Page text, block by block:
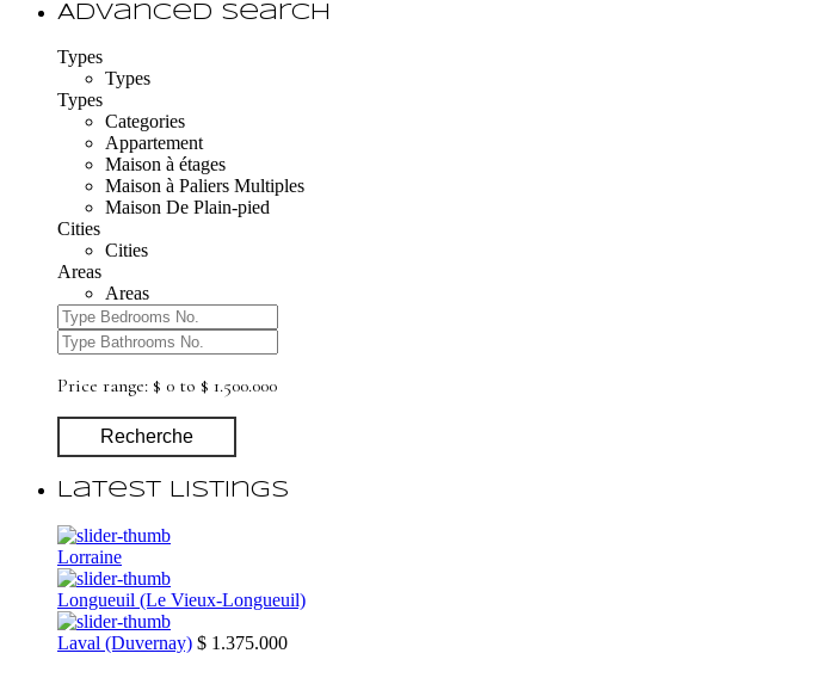
Advanced Search
Types
Types
Types
Categories
Appartement
Maison à étages
Maison à Paliers Multiples
Maison De Plain-pied
Cities
Cities
Areas
Areas
Price range: $ 0 to $ 1.500.000
Recherche
Latest Listings
Lorraine
Longueuil (Le Vieux-Longueuil)
Laval (Duvernay) $ 1.375.000